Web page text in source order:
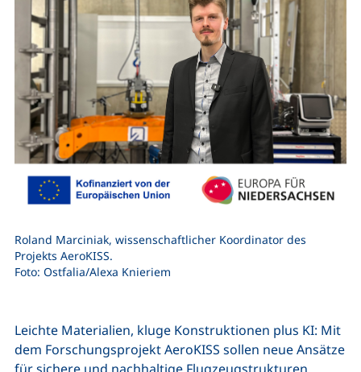
Roland Marciniak, wissenschaftlicher Koordinator des
Projekts AeroKISS.
Foto: Ostfalia/Alexa Knieriem
Leichte Materialien, kluge Konstruktionen plus KI: Mit
dem Forschungsprojekt AeroKISS sollen neue Ansätze